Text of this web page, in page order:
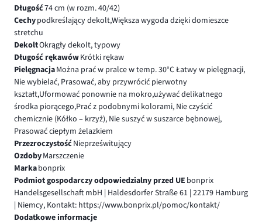
Długość74 cm (w rozm. 40/42)
Cechypodkreślający dekolt,Większa wygoda dzięki domieszce
stretchu
DekoltOkrągły dekolt, typowy
Długość rękawówKrótki rękaw
PielęgnacjaMożna prać w pralce w temp. 30°C Łatwy w pielęgnacji,
Nie wybielać, Prasować, aby przywrócić pierwotny
kształt,Uformować ponownie na mokro,używać delikatnego
środka piorącego,Prać z podobnymi kolorami, Nie czyścić
chemicznie (Kółko – krzyż), Nie suszyć w suszarce bębnowej,
Prasować ciepłym żelazkiem
PrzezroczystośćNieprześwitujący
OzdobyMarszczenie
Markabonprix
Podmiot gospodarczy odpowiedzialny przed UE bonprix
Handelsgesellschaft mbH | Haldesdorfer Straße 61 | 22179 Hamburg
| Niemcy, Kontakt: https://www.bonprix.pl/pomoc/kontakt/
Dodatkowe informacje